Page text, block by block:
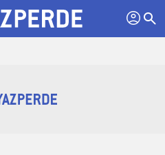
profil search